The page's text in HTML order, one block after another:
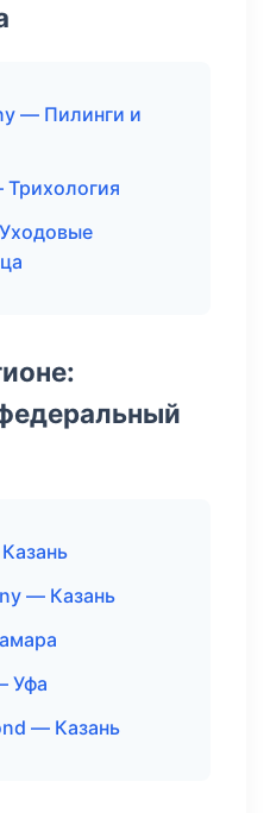
— Пилинги и
Трихология
— Казань
Уфа
— Казань